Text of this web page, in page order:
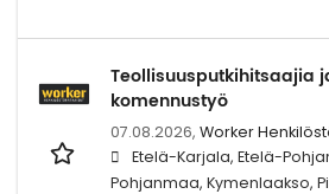
Teollisuusputkihitsaajia
komennustyö
07.08.2026, Worker
Etelä-Karjala, Etelä-
Pohjanmaa, Kymenlaakso,